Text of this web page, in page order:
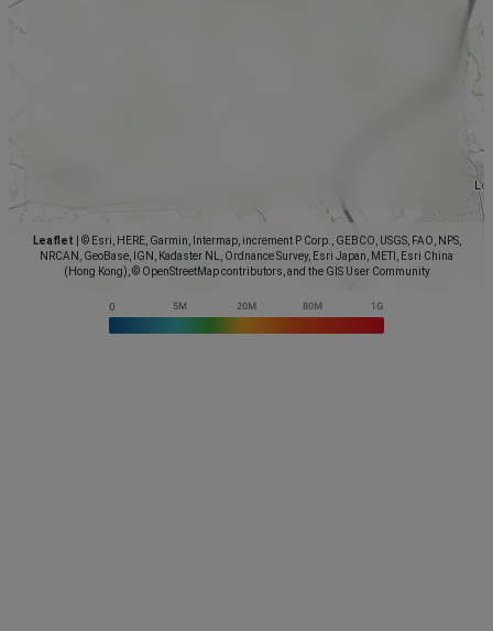
Leaflet
© Esri, HERE, Garmin, Intermap, increment P Corp., GEBCO, USGS, FAO, NPS,
NRCAN, GeoBase, IGN, Kadaster NL, Ordnance Survey, Esri Japan, METI, Esri China
(Hong Kong), © OpenStreetMap contributors, and the GIS User Community